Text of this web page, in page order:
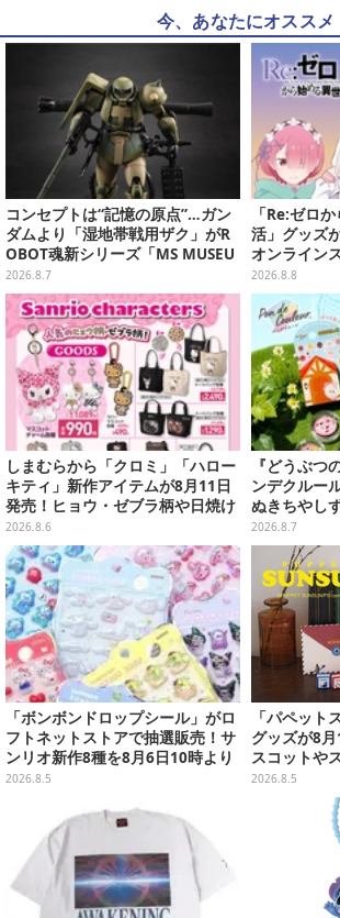
今、あなたにオススメ
コンセプトは“記憶の原点”…ガン
ダムより「湿地帯戦用ザク」がR
OBOT魂新シリーズ「MS MUSEU
M」で商品化！博物館イメージの
ベースも注目
2026.8.7
「Re:ゼロ
活」グッズ
オンライン
＆ラムTシャ
2026.8.8
しまむらから「クロミ」「ハロー
キティ」新作アイテムが8月11日
発売！ヒョウ・ゼブラ柄や日焼け
デザインの可愛い雑貨・アパレル
など多数
2026.8.6
『どうぶつ
ンデクルー
ぬきちやし
ンジできる
付属
2026.8.7
「ボンボンドロップシール」がロ
フトネットストアで抽選販売！サ
ンリオ新作8種を8月6日10時より
受付開始
2026.8.5
「パペット
グッズが8
スコットや
可愛すぎる
2026.8.5